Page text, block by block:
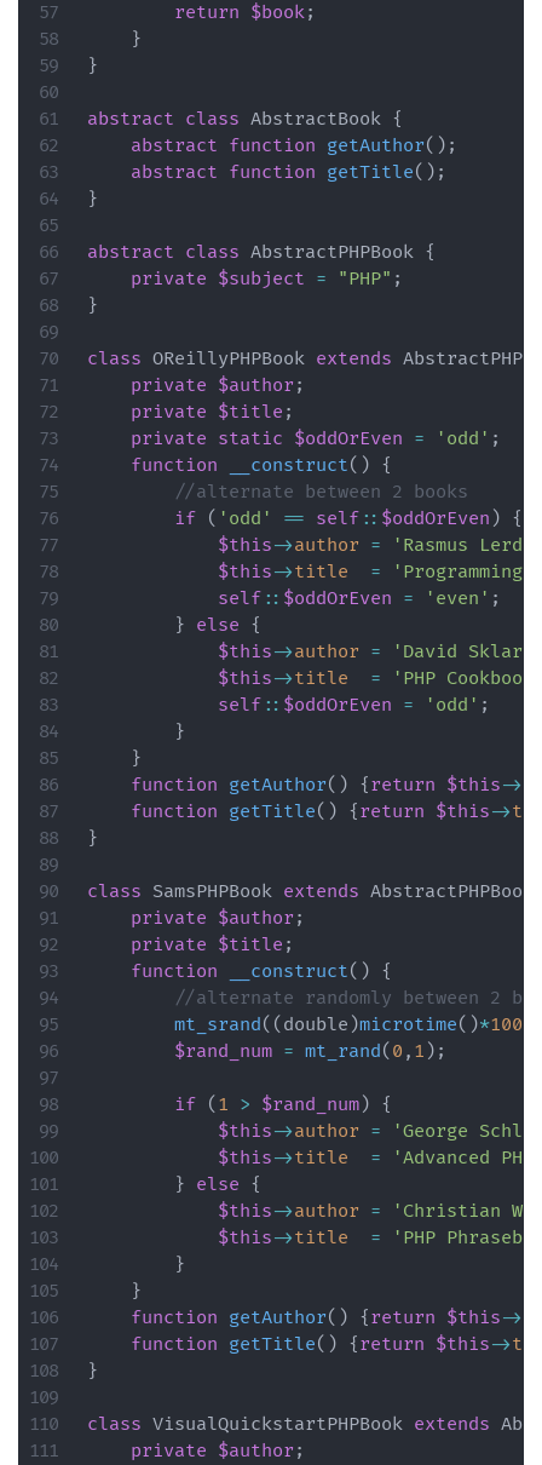
return $book;
}
}
abstract class AbstractBook {
abstract function getAuthor( ) ;
abstract function getTitle( ) ;
}
abstract class AbstractPHPBook {
private $subject = "PHP" ;
}
class OReillyPHPBook extends
private $author ;
private $title ;
private static $oddOrEven = 'odd' ;
function
__construct( ) {
//alternate between 2 books
if ( 'odd' == self :: $oddOrEven ) {
$this->author =
'Rasmus
$this->title =
'Programming
self :: $oddOrEven = 'even' ;
} else {
$this->author =
'David Sklar
$this->title =
'PHP
self :: $oddOrEven = 'odd' ;
}
}
function getAuthor( ) { return $this->
function getTitle( ) { return $this->
}
class SamsPHPBook extends AbstractPHPBook
private $author ;
private $title ;
function
__construct( ) {
//alternate randomly between 2
mt_srand( ( double )microtime( )*
$rand_num = mt_rand( 0 , 1 ) ;
if ( 1 > $rand_num) {
$this->author =
'George
$this->title =
'Advanced
} else {
$this->author =
'Christian
$this->title =
'PHP
}
}
function getAuthor( ) { return $this->
function getTitle( ) { return $this->
}
class VisualQuickstartPHPBook extends
private $author ;